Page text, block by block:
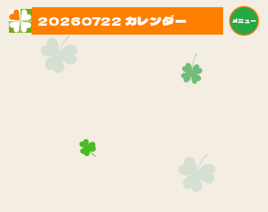
20260722 カレンダー メニュー